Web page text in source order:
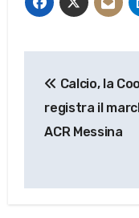
articoli
Calcio, la
registra il
ACR Messina